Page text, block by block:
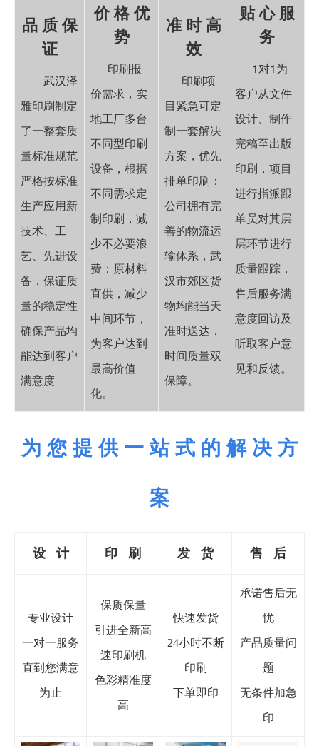
品 质 保
证
武汉泽
雅印刷制定
了一整套质
量标准规范
严格按标准
生产应用新
技术、工
艺、先进设
备，保证质
量的稳定性
确保产品均
能达到客户
满意度
价 格 优
势
印刷报
价需求，实
地工厂多台
不同型印刷
设备，根据
不同需求定
制印刷，减
少不必要浪
费：原材料
直供，减少
中间环节，
为客户达到
最高价值
化。
准 时 高
效
印刷项
目紧急可定
制一套解决
方案，优先
排单印刷：
公司拥有完
善的物流运
输体系，武
汉市郊区货
物均能当天
准时送达，
时间质量双
保障。
贴 心 服
务
1对1为
客户从文件
设计、制作
完稿至出版
印刷，项目
进行指派跟
单员对其层
层环节进行
质量跟踪，
售后服务满
意度回访及
听取客户意
见和反馈。
为 您 提 供 一 站 式 的 解 决 方
案
设 计 印 刷 发 货 售 后
专业设计
一对一服务
直到您满意
为止
保质保量
引进全新高
速印刷机
色彩精准度
高
快速发货
24小时不断
印刷
下单即印
承诺售后无
忧
产品质量问
题
无条件加急
印